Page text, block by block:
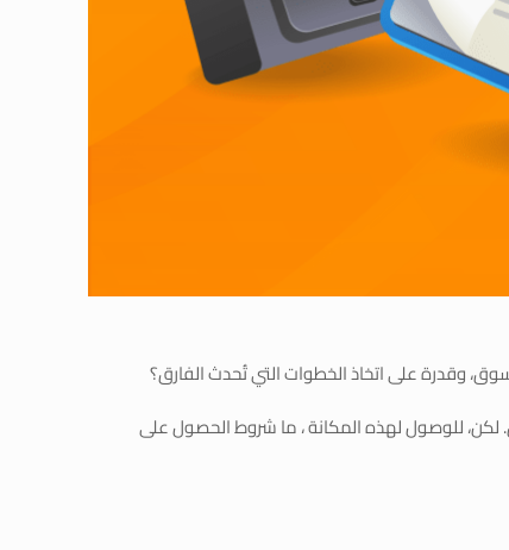
وقدرة على اتخاذ الخطوات التي تُحدث الفارق؟
لكن، للوصول لهذه المكانة ، ما شروط الحصول على